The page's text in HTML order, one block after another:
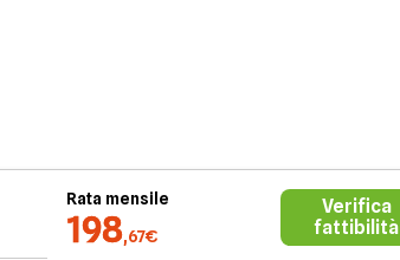
Rata mensile
198,67€
Verifica
fattibilità